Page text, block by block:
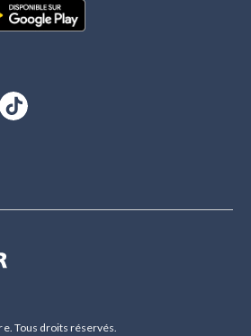
Tous droits réservés.